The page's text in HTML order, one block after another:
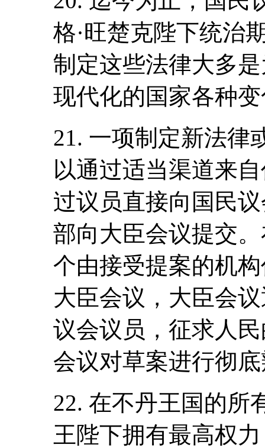
格·旺楚克陛下统治
制定这些法律大多
现代化的国家各种
21. 一项制定新法律
以通过适当渠道来
过议员直接向国民
部向大臣会议提交
个由接受提案的机
大臣会议，大臣会
议会议员，征求人
会议对草案进行彻
22. 在不丹王国的所
王陛下拥有最高权